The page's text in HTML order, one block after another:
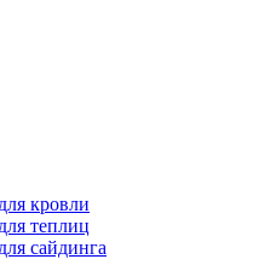
кровли
теплиц
сайдинга